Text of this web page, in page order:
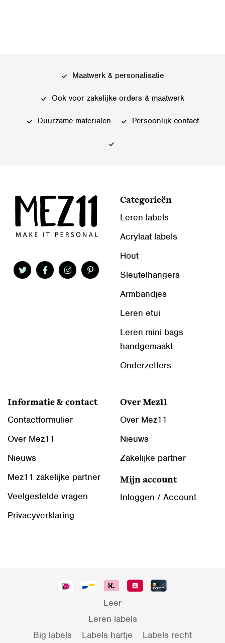
optie
kan
worden
Maatwerk & personalisatie
Ook voor zakelijke orders & maatwerk
Duurzame materialen Persoonlijk contact
Categorieën
Leren labels
Acrylaat labels
Hout
Sleutelhangers
Armbandjes
Leren etui
Leren mini bags
handgemaakt
Onderzetters
Informatie & contact
Contactformulier
Over Mez11
Nieuws
Mez11 zakelijke partner
Veelgestelde vragen
Privacyverklaring
Over Mez11
Over Mez11
Nieuws
Zakelijke partner
Mijn account
Inloggen / Account
Leer
Leren labels
Big labels
Labels hartje
Labels recht